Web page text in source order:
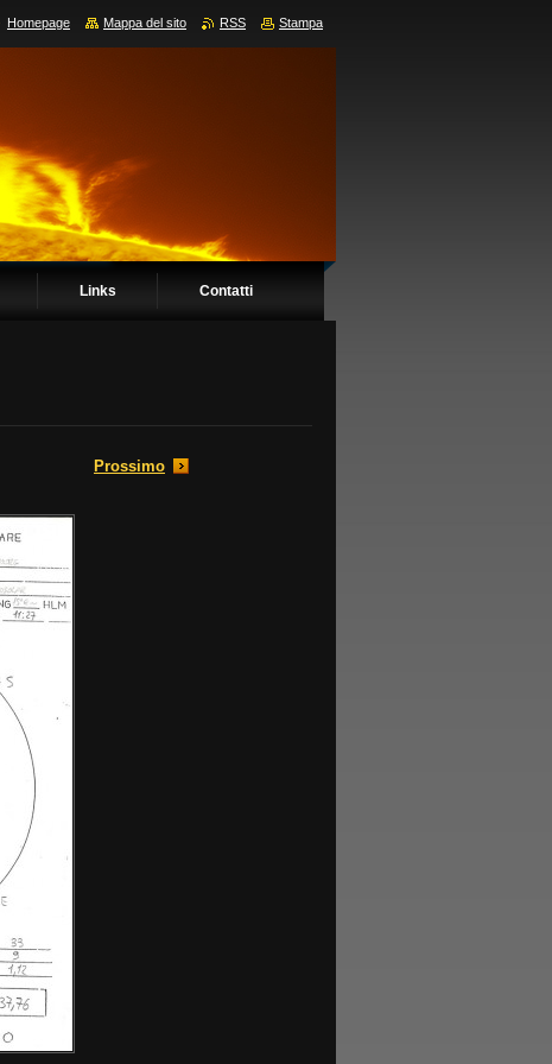
Links Contatti
Prossimo
Homepage Mappa del sito RSS Stampa